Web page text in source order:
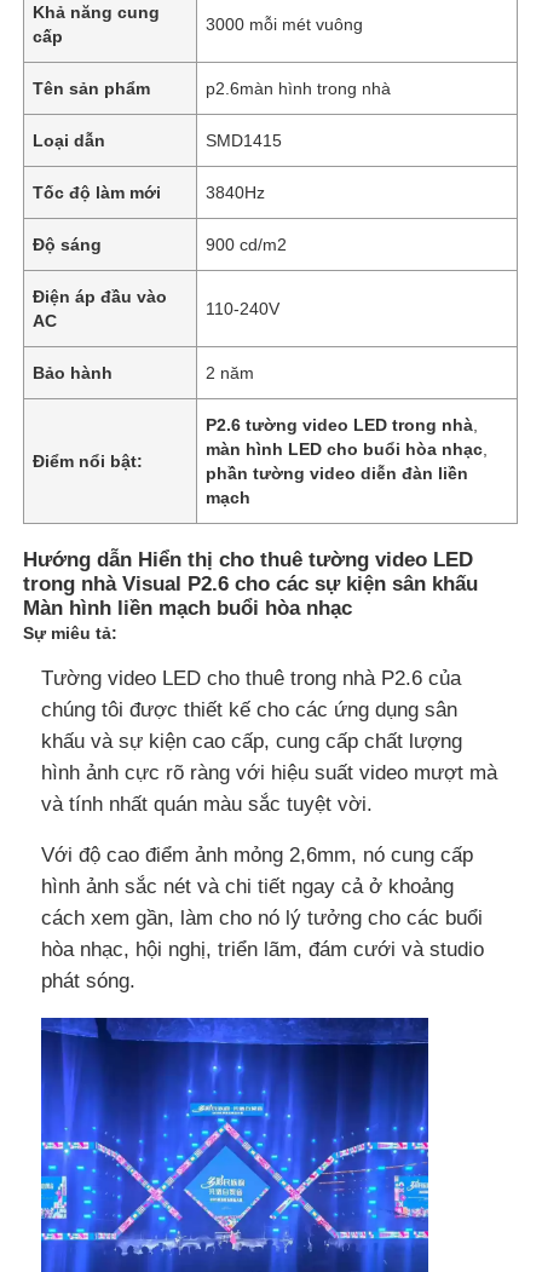
Trang chủ
Các sản phẩm
Video
Khả năng cung
cấp
3000 mỗi mét vuông
Tên sản phẩm p2.6màn hình trong nhà
Loại dẫn SMD1415
Tốc độ làm mới 3840Hz
Độ sáng 900 cd/m2
Điện áp đầu vào
AC
110-240V
Bảo hành 2 năm
Điểm nổi bật:
P2.6 tường video LED trong nhà
màn hình LED cho buổi hòa nhạc
phần tường video diễn đàn liền
mạch
Hướng dẫn Hiển thị cho thuê tường video LED
trong nhà Visual P2.6 cho các sự kiện sân khấu
Màn hình liền mạch buổi hòa nhạc
Sự miêu tả:
Tường video LED cho thuê trong nhà P2.6 của
chúng tôi được thiết kế cho các ứng dụng sân
khấu và sự kiện cao cấp, cung cấp chất lượng
hình ảnh cực rõ ràng với hiệu suất video mượt mà
và tính nhất quán màu sắc tuyệt vời.
Với độ cao điểm ảnh mỏng 2,6mm, nó cung cấp
hình ảnh sắc nét và chi tiết ngay cả ở khoảng
cách xem gần, làm cho nó lý tưởng cho các buổi
hòa nhạc, hội nghị, triển lãm, đám cưới và studio
phát sóng.